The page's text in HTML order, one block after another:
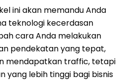
ini akan memandu Anda
teknologi kecerdasan
cara Anda melakukan
pendekatan yang tepat,
mendapatkan traffic, tetapi
yang lebih tinggi bagi bisnis